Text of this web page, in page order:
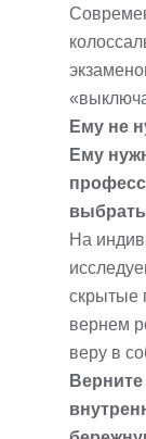
Ему не
Ему
На
скрытые
вернем
веру в
Верните